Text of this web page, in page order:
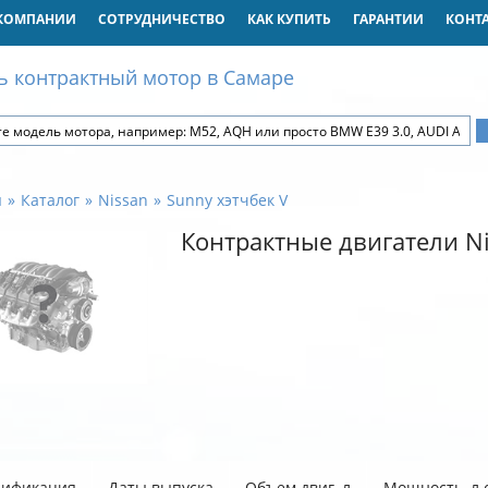
СОТРУДНИЧЕСТВО КАК КУПИТЬ ГАРАНТИИ
контрактный мотор в Самаре
Каталог Nissan Sunny хэтчбек V
Контрактные двигатели